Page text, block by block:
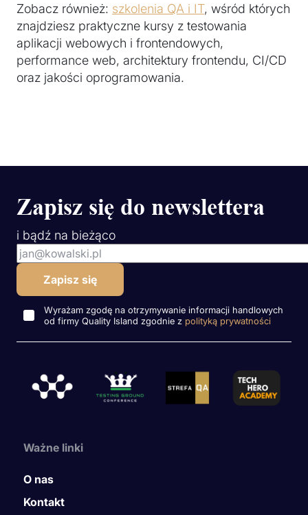
Zobacz również: szkolenia QA i IT, wśród których
znajdziesz praktyczne kursy z testowania
aplikacji webowych i frontendowych,
performance web, architektury frontendu, CI/CD
oraz jakości oprogramowania.
Zapisz się do newslettera
i bądź na bieżąco
Wyrażam zgodę na otrzymywanie informacji handlowych
od firmy Quality Island zgodnie z polityką prywatności
Ważne linki
O nas
Kontakt